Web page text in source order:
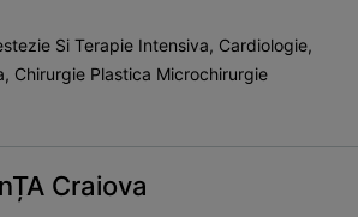
Si Terapie Intensiva, Cardiologie,
Chirurgie Plastica Microchirurgie
Craiova